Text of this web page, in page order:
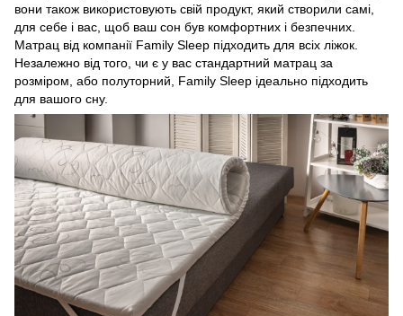
вони також використовують свій продукт, який створили самі,
для себе і вас, щоб ваш сон був комфортних і безпечних.
Матрац від компанії Family Sleep підходить для всіх ліжок.
Незалежно від того, чи є у вас стандартний матрац за
розміром, або полуторний, Family Sleep ідеально підходить
для вашого сну.